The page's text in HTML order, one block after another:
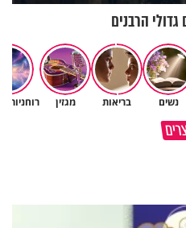
הרבנים
נשים בריאות מגזין רוחניות
תום עוז: "אם הייתי אתאיסט,